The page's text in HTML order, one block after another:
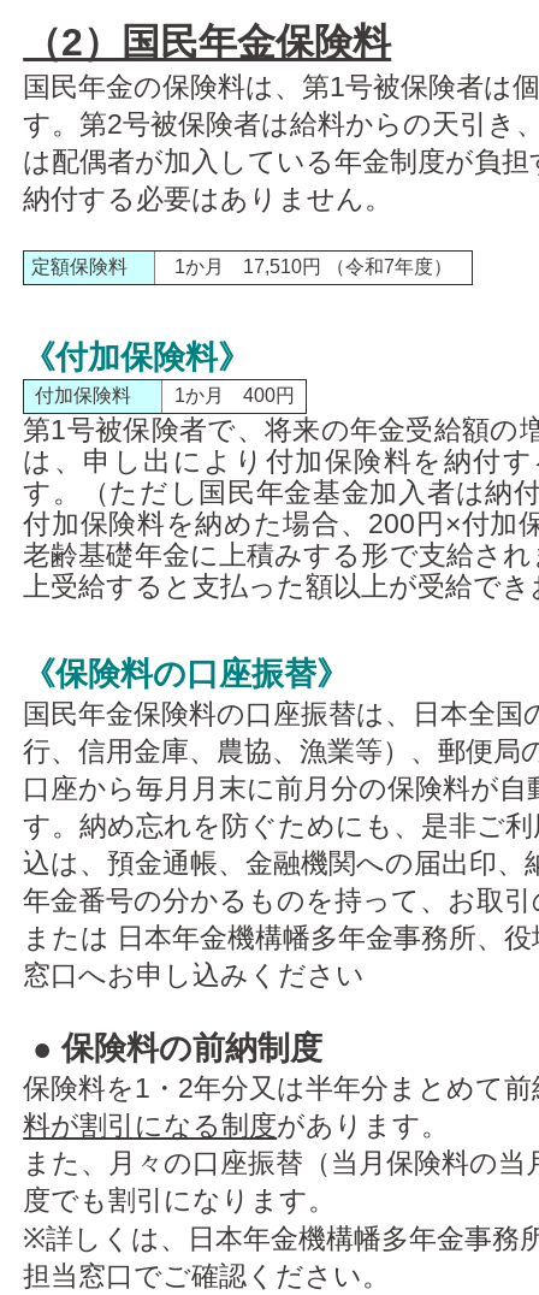
（2）国民年金保険料
国民年金の保険料は、第1号被保険者は
す。第2号被保険者は給料からの天引き
は配偶者が加入している年金制度が負
納付する必要はありません。
定額保険料 1か月 17,510円 （令和7年度）
《付加保険料》
付加保険料 1か月 400円
第1号被保険者で、将来の年金受給額の
は、申し出により付加保険料を納付
す。（ただし国民年金基金加入者は納
付加保険料を納めた場合、200円×付加
老齢基礎年金に上積みする形で支給さ
上受給すると支払った額以上が受給で
《保険料の口座振替》
国民年金保険料の口座振替は、日本全国
行、信用金庫、農協、漁業等）、郵便局
口座から毎月月末に前月分の保険料が自
す。納め忘れを防ぐためにも、是非ご
込は、預金通帳、金融機関への届出印、
年金番号の分かるものを持って、お取
または 日本年金機構幡多年金事務所、
窓口へお申し込みください
● 保険料の前納制度
保険料を1・2年分又は半年分まとめて
料が割引になる制度があります。
また、月々の口座振替（当月保険料の当
度でも割引になります。
※詳しくは、日本年金機構幡多年金事務
担当窓口でご確認ください。